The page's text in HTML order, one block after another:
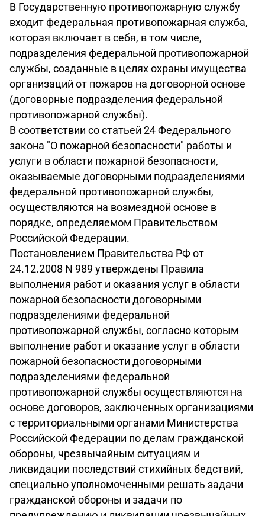
В Государственную противопожарную службу
входит федеральная противопожарная служба,
которая включает в себя, в том числе,
подразделения федеральной противопожарной
службы, созданные в целях охраны имущества
организаций от пожаров на договорной основе
(договорные подразделения федеральной
противопожарной службы).
В соответствии со статьей 24 Федерального
закона "О пожарной безопасности" работы и
услуги в области пожарной безопасности,
оказываемые договорными подразделениями
федеральной противопожарной службы,
осуществляются на возмездной основе в
порядке, определяемом Правительством
Российской Федерации.
Постановлением Правительства РФ от
24.12.2008 N 989 утверждены Правила
выполнения работ и оказания услуг в области
пожарной безопасности договорными
подразделениями федеральной
противопожарной службы, согласно которым
выполнение работ и оказание услуг в области
пожарной безопасности договорными
подразделениями федеральной
противопожарной службы осуществляются на
основе договоров, заключенных организациями
с территориальными органами Министерства
Российской Федерации по делам гражданской
обороны, чрезвычайным ситуациям и
ликвидации последствий стихийных бедствий,
специально уполномоченными решать задачи
гражданской обороны и задачи по